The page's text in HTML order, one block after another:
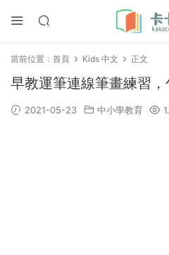
當前位置： 首頁 Kids 中文 正文
早教運筆連線筆畫練習
2021-05-23 中小學教育